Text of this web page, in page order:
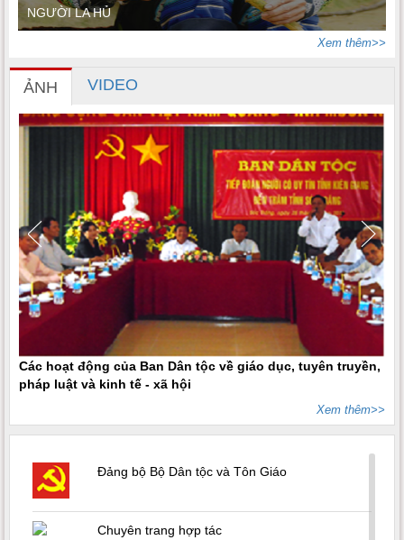
NGƯỜI LA HỦ
Xem thêm>>
ẢNH VIDEO
Các hoạt động của Ban Dân tộc về giáo dục, tuyên truyền,
pháp luật và kinh tế - xã hội
Xem thêm>>
Đảng bộ Bộ Dân tộc và Tôn Giáo
Chuyên trang hợp tác